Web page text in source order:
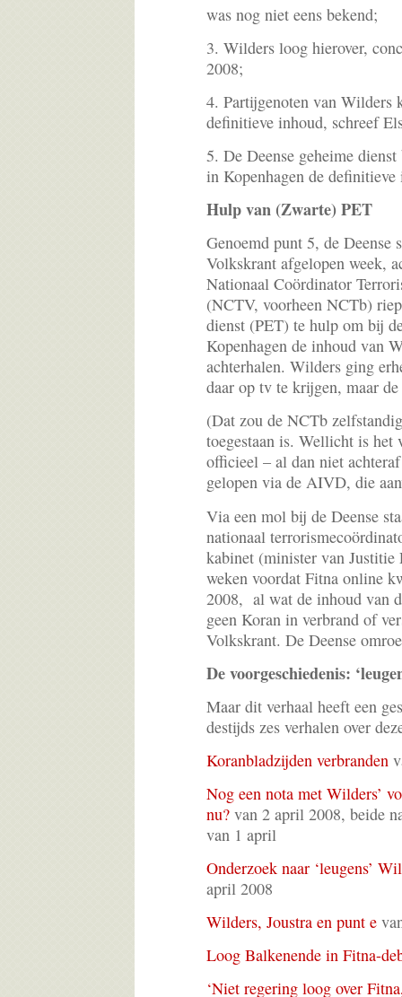
was nog niet eens bekend;
3. Wilders loog hierover,
2008;
4. Partijgenoten van Wilders
definitieve inhoud, schreef
5. De Deense geheime
in Kopenhagen de
Hulp van (Zwarte) PET
Genoemd punt 5, de Deense
Volkskrant afgelopen week,
Nationaal Coördinator
(NCTV, voorheen NCTb)
dienst (PET) te hulp om bij
Kopenhagen de inhoud van
achterhalen. Wilders ging
daar op tv te krijgen, maar
(Dat zou de NCTb
toegestaan is. Wellicht is het
officieel – al dan niet
gelopen via de AIVD, die
Via een mol bij de Deense
nationaal
kabinet (minister van
weken voordat Fitna online
2008, al wat de inhoud van
geen Koran in verbrand of
Volkskrant. De Deense
De voorgeschiedenis:
Maar dit verhaal heeft een
destijds zes verhalen over
Koranbladzijden verbranden
Nog een nota met Wilders’
nu? van 2 april 2008, beide
van 1 april
Onderzoek naar ‘leugens’
april 2008
Wilders, Joustra en punt e
Loog Balkenende in Fitna-
‘Niet regering loog over